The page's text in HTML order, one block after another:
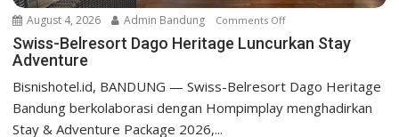
o
e
i
t
August 4, 2026 Admin Bandung Comments Offo
n
Swiss-Belresort Dago Heritage Luncurkan Stay
Adventure
Bisnishotel.id, BANDUNG — Swiss-Belresort Dago Heritage
Bandung berkolaborasi dengan Hompimplay menghadirkan
Stay & Adventure Package 2026,...